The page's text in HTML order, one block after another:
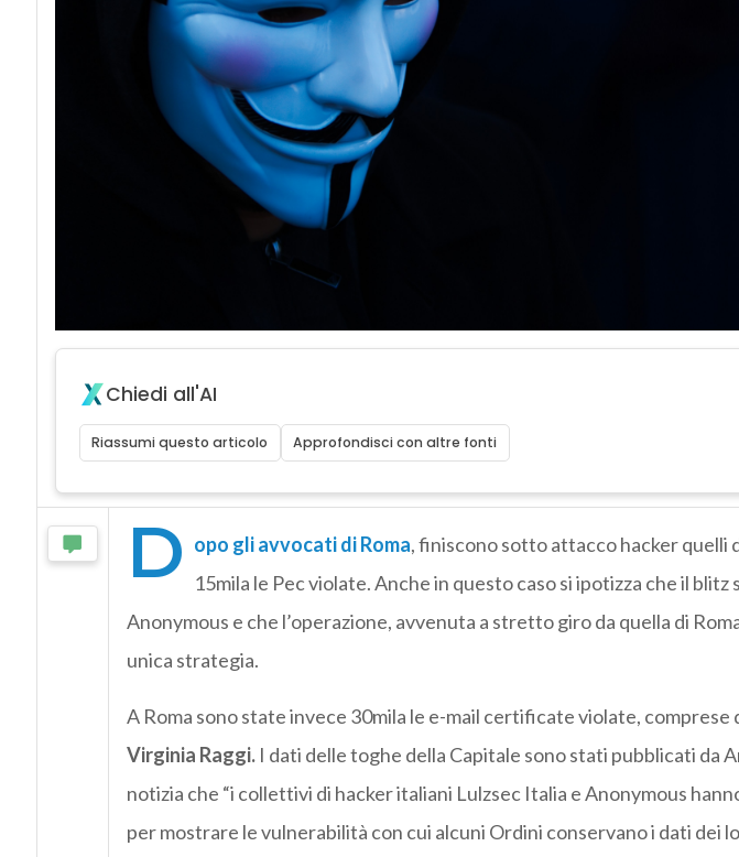
Chiedi all'AI
Riassumi questo articolo Approfondisci con altre fonti
D opo gli avvocati di Roma, finiscono sotto attacco hacker quelli
15mila le Pec violate. Anche in questo caso si ipotizza che il
Anonymous e che l’operazione, avvenuta a stretto giro da quella di
unica strategia.
A Roma sono state invece 30mila le e-mail certificate violate, comprese
Virginia Raggi.I dati delle toghe della Capitale sono stati pubblicati da
notizia che “i collettivi di hacker italiani Lulzsec Italia e Anonymous
per mostrare le vulnerabilità con cui alcuni Ordini conservano i dati dei